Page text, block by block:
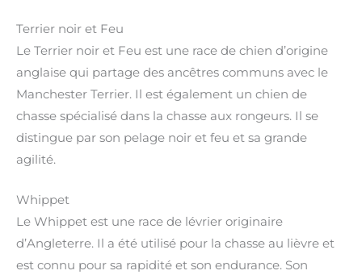
Terrier noir et Feu
Le Terrier noir et Feu est une race de chien d’origine
anglaise qui partage des ancêtres communs avec le
Manchester Terrier. Il est également un chien de
chasse spécialisé dans la chasse aux rongeurs. Il se
distingue par son pelage noir et feu et sa grande
agilité.
Whippet
Le Whippet est une race de lévrier originaire
d’Angleterre. Il a été utilisé pour la chasse au lièvre et
est connu pour sa rapidité et son endurance. Son